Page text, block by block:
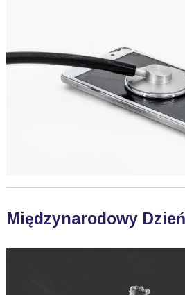
Międzynarodowy